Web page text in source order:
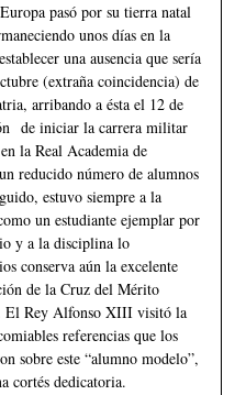
pasó por su tierra natal
unos días en la
una ausencia que sería
(extraña coincidencia) de
arribando a ésta el 12 de
de iniciar la carrera militar
la Real Academia de
reducido número de alumnos
estuvo siempre a la
un estudiante ejemplar por
y a la disciplina lo
conserva aún la excelente
de la Cruz del Mérito
El Rey Alfonso XIII visitó la
referencias que los
sobre este “alumno modelo”,
cortés dedicatoria.